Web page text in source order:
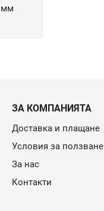
мм
ЗА КОМПАНИЯТА
Доставка и плащане
Условия за ползване
За нас
Контакти